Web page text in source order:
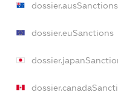
dossier.ausSanctions
dossier.euSanctions